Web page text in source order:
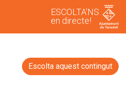
ESCOLTA'NS
en directe!
Escolta aquest contingut